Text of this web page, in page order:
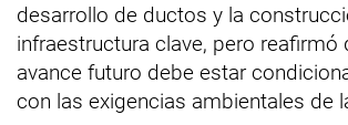
desarrollo de ductos y la
infraestructura clave, pero reafirmó
avance futuro debe estar
con las exigencias ambientales de